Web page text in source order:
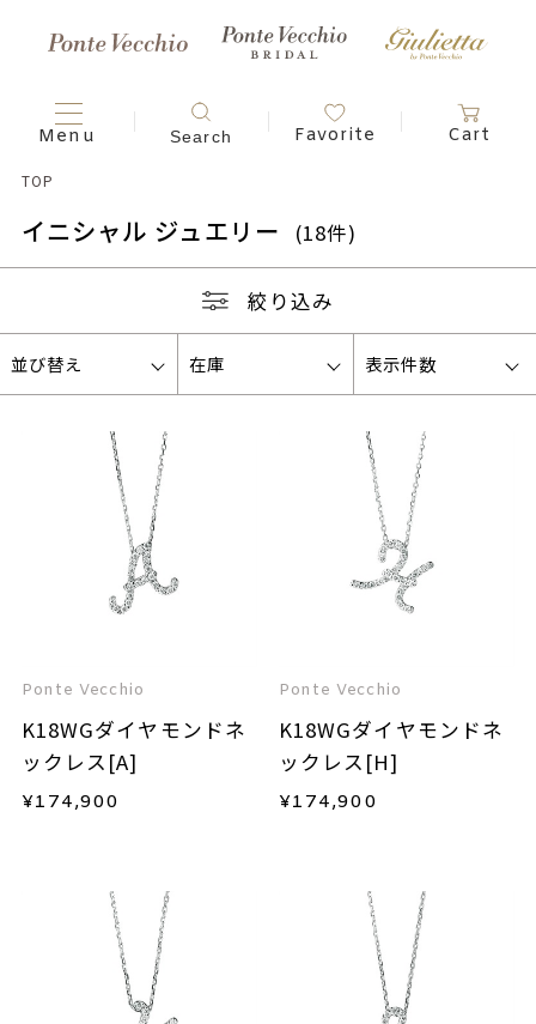
TOP
イニシャル ジュエリー (18件)
絞り込み
並び替え 在庫 表示件数
Ponte Vecchio
K18WGダイヤモンドネ
ックレス[A]
¥174,900
Ponte Vecchio
K18WGダイヤモンドネ
ックレス[H]
¥174,900